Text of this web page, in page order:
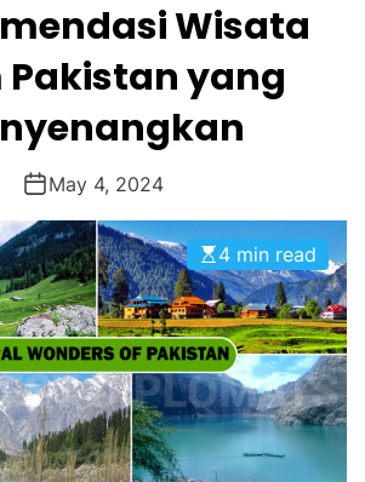
Wisata
yang
May 4, 2024
4 min read